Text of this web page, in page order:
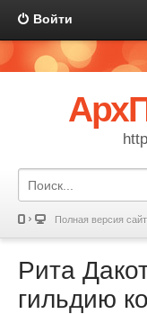
Войти
Полная версия
Рита
гильдию